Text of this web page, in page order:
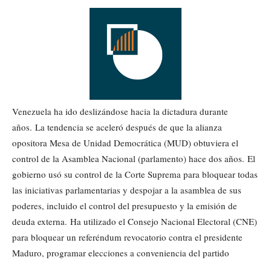
Venezuela ha ido deslizándose hacia la dictadura durante
años. La tendencia se aceleró después de que la alianza
opositora Mesa de Unidad Democrática (MUD) obtuviera el
control de la Asamblea Nacional (parlamento) hace dos años. El
gobierno usó su control de la Corte Suprema para bloquear todas
las iniciativas parlamentarias y despojar a la asamblea de sus
poderes, incluido el control del presupuesto y la emisión de
deuda externa. Ha utilizado el Consejo Nacional Electoral (CNE)
para bloquear un referéndum revocatorio contra el presidente
Maduro, programar elecciones a conveniencia del partido